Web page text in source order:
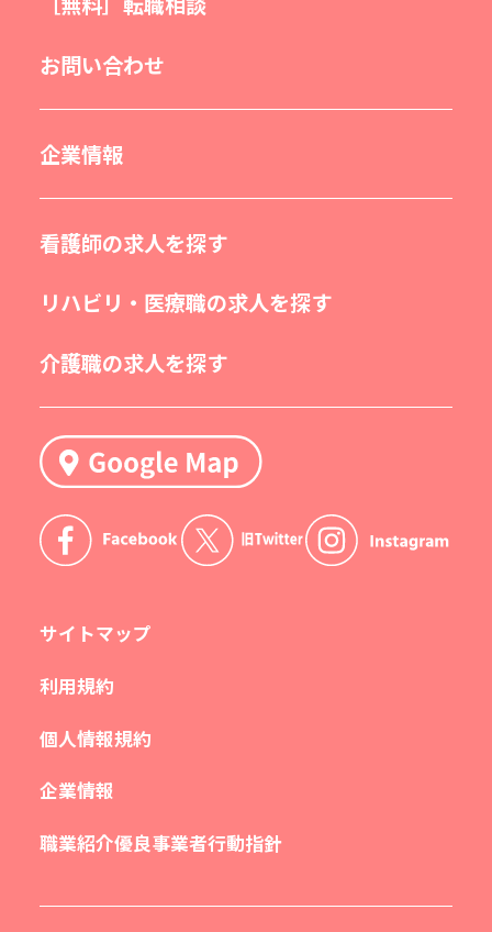
お問い合わせ
企業情報
看護師の求人を探す
リハビリ・医療職の求人を探す
介護職の求人を探す
サイトマップ
利用規約
個人情報規約
企業情報
職業紹介優良事業者行動指針